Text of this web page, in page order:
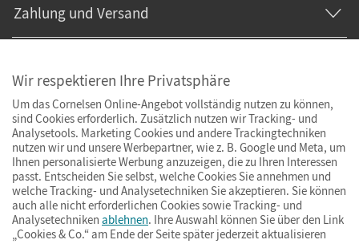
Zahlung und Versand
ImpressumAGBDatenschutzBarrierefreiheitCookies & Co.
Wir respektieren Ihre Privatsphäre
Um das Cornelsen Online-Angebot vollständig nutzen zu können,
sind Cookies erforderlich. Zusätzlich nutzen wir Tracking- und
Analysetools. Marketing Cookies und andere Trackingtechniken
nutzen wir und unsere Werbepartner, wie z. B. Google und Meta, um
Ihnen personalisierte Werbung anzuzeigen, die zu Ihren Interessen
passt. Entscheiden Sie selbst, welche Cookies Sie annehmen und
welche Tracking- und Analysetechniken Sie akzeptieren. Sie können
auch alle nicht erforderlichen Cookies sowie Tracking- und
Analysetechniken ablehnen. Ihre Auswahl können Sie über den Link
„Cookies & Co.“ am Ende der Seite später jederzeit aktualisieren